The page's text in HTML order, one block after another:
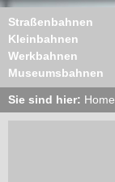
Straßenbahnen
Kleinbahnen
Werkbahnen
Museumsbahnen
Sie sind hier: Home